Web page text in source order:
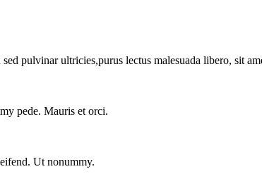
pulvinar ultricies,purus lectus malesuada libero, sit
pede. Mauris et orci.
Ut nonummy.